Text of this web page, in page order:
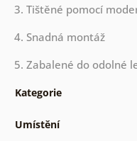
3. Tištěné pomocí
4. Snadná montáž
5. Zabalené do odolné
Kategorie
Umístění